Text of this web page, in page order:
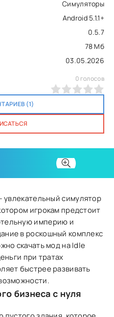
Симуляторы
Android 5.1.1+
0.5.7
78 Мб
03.05.2026
(1)
0 голосов
увлекательный симулятор
игрокам предстоит
империю и
в роскошный комплекс
скачать мод на Idle
при тратах
быстрее развивать
бизнеса с нуля